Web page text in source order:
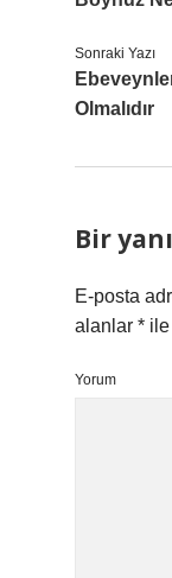
Sonraki Yazı
Olmalıdır
Bir
E-posta
alanlar *
Yorum